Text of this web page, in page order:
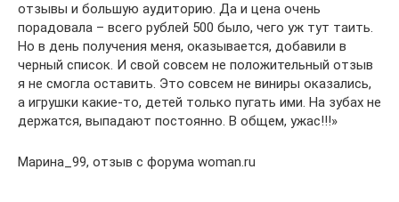
отзывы и большую аудиторию. Да и цена очень
порадовала – всего рублей 500 было, чего уж тут таить.
Но в день получения меня, оказывается, добавили в
черный список. И свой совсем не положительный отзыв
я не смогла оставить. Это совсем не виниры оказались,
а игрушки какие-то, детей только пугать ими. На зубах не
держатся, выпадают постоянно. В общем, ужас!!!»
Марина_99, отзыв с форума woman.ru